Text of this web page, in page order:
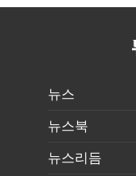
헌신"…법정서
뉴스
뉴스북
뉴스리듬